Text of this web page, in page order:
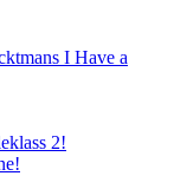
I Have a
2!